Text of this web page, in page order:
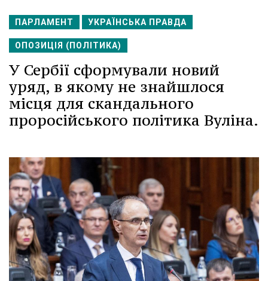
ПАРЛАМЕНТ УКРАЇНСЬКА ПРАВДА
ОПОЗИЦІЯ (ПОЛІТИКА)
У Сербії сформували новий
уряд, в якому не знайшлося
місця для скандального
проросійського політика Вуліна.